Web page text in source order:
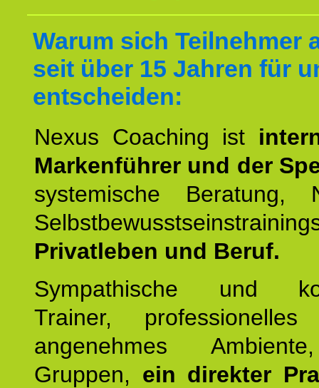
Warum sich Teilnehmer
seit über 15 Jahren für
entscheiden:
Nexus Coaching ist
Markenführer und der
systemische Beratung,
Privatleben und Beruf.
Sympathische und
Trainer, professionelles
angenehmes
Gruppen, ein direkter